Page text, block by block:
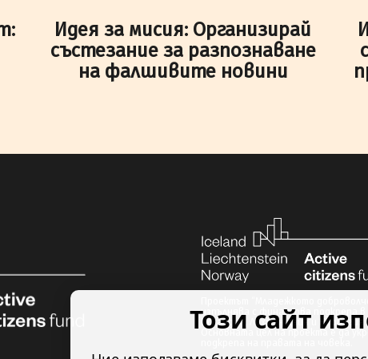
Идея за мисия: Организирай
състезание за разпознаване
на фалшивите новини
изпълнява с финансова подкрепа
Исландия, Лихтенщайн и Норвегия
Основната цел на проекта е да
Този сайт